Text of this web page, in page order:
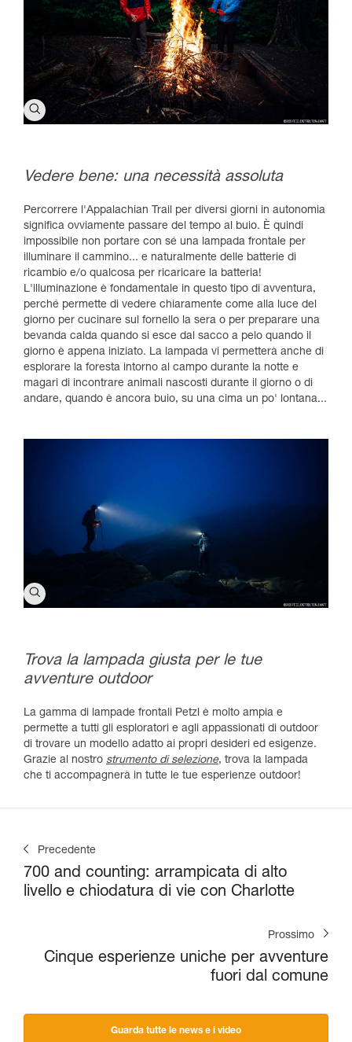
Vedere bene: una necessità assoluta
Percorrere l'Appalachian Trail per diversi giorni in autonomia
significa ovviamente passare del tempo al buio. È quindi
impossibile non portare con sé una lampada frontale per
illuminare il cammino... e naturalmente delle batterie di
ricambio e/o qualcosa per ricaricare la batteria!
L'illuminazione è fondamentale in questo tipo di avventura,
perché permette di vedere chiaramente come alla luce del
giorno per cucinare sul fornello la sera o per preparare una
bevanda calda quando si esce dal sacco a pelo quando il
giorno è appena iniziato. La lampada vi permetterà anche di
esplorare la foresta intorno al campo durante la notte e
magari di incontrare animali nascosti durante il giorno o di
andare, quando è ancora buio, su una cima un po' lontana...
Trova la lampada giusta per le tue
avventure outdoor
La gamma di lampade frontali Petzl è molto ampia e
permette a tutti gli esploratori e agli appassionati di outdoor
di trovare un modello adatto ai propri desideri ed esigenze.
Grazie al nostro strumento di selezione, trova la lampada
che ti accompagnerà in tutte le tue esperienze outdoor!
Precedente
700 and counting: arrampicata di alto
livello e chiodatura di vie con Charlotte
Prossimo
Cinque esperienze uniche per avventure
fuori dal comune
Guarda tutte le news e i video